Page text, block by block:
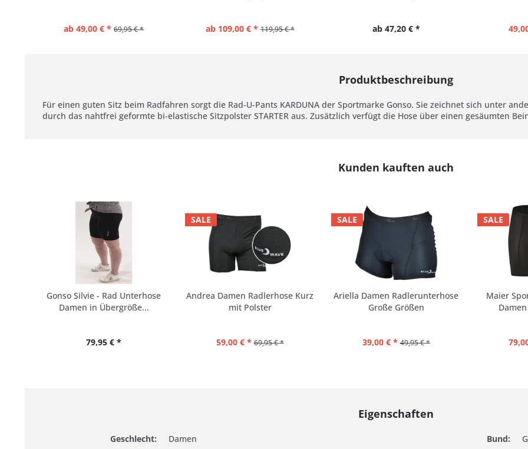
ab 49,00 € * 69,95 € * ab 109,00 € * 119,95 € * ab 47,20 € *
Produktbeschreibung
Für einen guten Sitz beim Radfahren sorgt die Rad-U-Pants KARDUNA der Sportmarke Gonso. Sie zeichnet sich unter
durch das nahtfrei geformte bi-elastische Sitzpolster STARTER aus. Zusätzlich verfügt die Hose über einen gesäumten
Kunden kauften auch
Gonso Silvie - Rad Unterhose
Damen in Übergröße...
79,95 € *
SALE
Andrea Damen Radlerhose Kurz
mit Polster
59,00 € * 69,95 € *
SALE
Ariella Damen Radlerunterhose
Große Größen
39,00 € * 49,95 € *
SALE
Maier
Eigenschaften
Geschlecht:
Damen
Bund: